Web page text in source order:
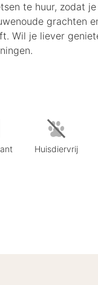
te huur, zodat
grachten
Wil je liever
Huisdiervrij